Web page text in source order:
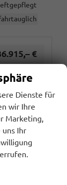
€
inkl. NoVA
Dienste für
wir Ihre
Marketing,
uns Ihr